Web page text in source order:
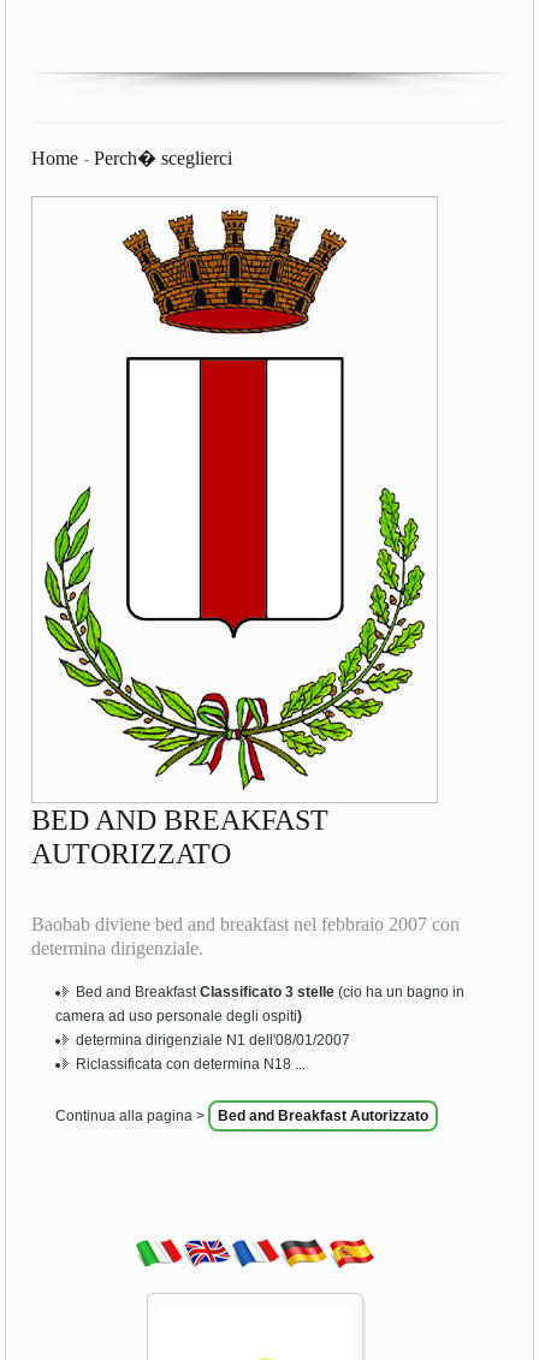
Home -Perch� sceglierci
BED AND BREAKFAST
AUTORIZZATO
Baobab diviene bed and breakfast nel febbraio 2007 con
determina dirigenziale.
Bed and BreakfastClassificato 3 stelle (cio ha un bagno in
camera ad uso personale degli ospiti)
determina dirigenziale N1 dell'08/01/2007
Riclassificata con determina N18 ...
Continua alla pagina > Bed and Breakfast Autorizzato